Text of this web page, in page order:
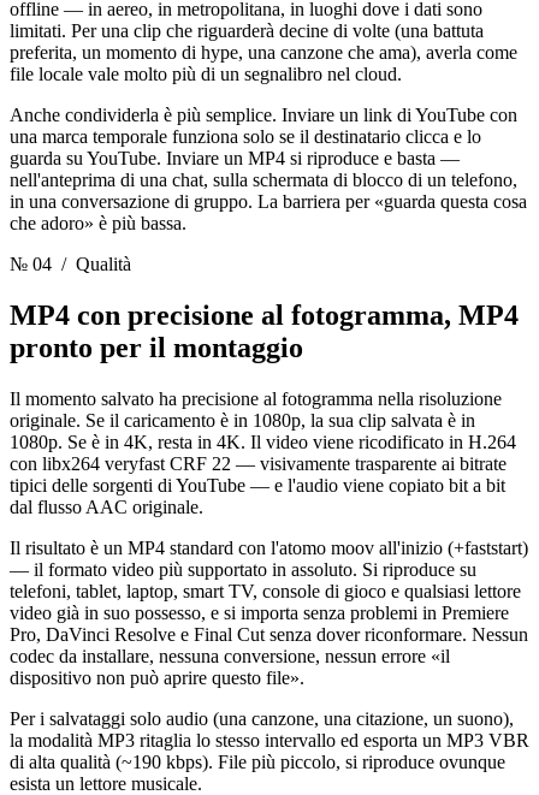
offline — in aereo, in metropolitana, in luoghi dove i dati sono
limitati. Per una clip che riguarderà decine di volte (una battuta
preferita, un momento di hype, una canzone che ama), averla come
file locale vale molto più di un segnalibro nel cloud.
Anche condividerla è più semplice. Inviare un link di YouTube con
una marca temporale funziona solo se il destinatario clicca e lo
guarda su YouTube. Inviare un MP4 si riproduce e basta —
nell'anteprima di una chat, sulla schermata di blocco di un telefono,
in una conversazione di gruppo. La barriera per «guarda questa cosa
che adoro» è più bassa.
№ 04 / Qualità
MP4 con precisione al fotogramma, MP4
pronto per il montaggio
Il momento salvato ha precisione al fotogramma nella risoluzione
originale. Se il caricamento è in 1080p, la sua clip salvata è in
1080p. Se è in 4K, resta in 4K. Il video viene ricodificato in H.264
con libx264 veryfast CRF 22 — visivamente trasparente ai bitrate
tipici delle sorgenti di YouTube — e l'audio viene copiato bit a bit
dal flusso AAC originale.
Il risultato è un MP4 standard con l'atomo moov all'inizio (+faststart)
— il formato video più supportato in assoluto. Si riproduce su
telefoni, tablet, laptop, smart TV, console di gioco e qualsiasi lettore
video già in suo possesso, e si importa senza problemi in Premiere
Pro, DaVinci Resolve e Final Cut senza dover riconformare. Nessun
codec da installare, nessuna conversione, nessun errore «il
dispositivo non può aprire questo file».
Per i salvataggi solo audio (una canzone, una citazione, un suono),
la modalità MP3 ritaglia lo stesso intervallo ed esporta un MP3 VBR
di alta qualità (~190 kbps). File più piccolo, si riproduce ovunque
esista un lettore musicale.